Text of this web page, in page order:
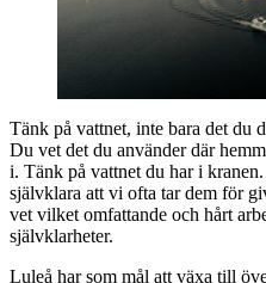
Tänk på vattnet, inte bara det du
Du vet det du använder där
i. Tänk på vattnet du har i
självklara att vi ofta tar dem för
vet vilket omfattande och hårt
självklarheter.
Luleå har som mål att växa till